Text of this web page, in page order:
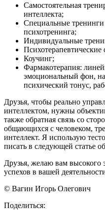
Самостоятельная
интеллекта;
Специальные
психотренинга;
Индивидуальные
Психотерапевтические
Коучинг;
Фармакотерапия:
эмоциональный фон,
психический тонус,
Друзья, чтобы реально
интеллектом, нужны
также обратная связь со
общающихся с человеком,
интеллект. Я использую
писать в следующей статье
Друзья, желаю вам высокого
успехов в вашей
© Вагин Игорь Олегович
Поделиться: